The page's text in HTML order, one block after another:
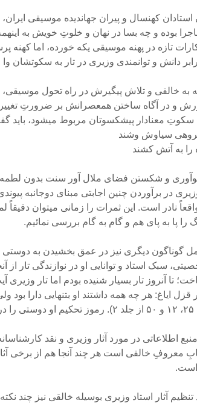
استادان کهنسال و پیران جهاندیده موسیقی
بوده و چه بسا در نهان و خلوتِ خویش به
تازه در پهنه موسیقی یکه خورده، اما کهنه
دانش و توانمندی وزیری در تار به سکوتشان
که به خالقی و تلاش پیگیرش در راه تحول موسیقی،
و در آگاه ساختن همعصرانش بر ضرورتِ
سکوتِ معنادار پیشکسوتان مربوط میشود، باید
سیاوش وشند
را به آتش کشند
نوآوری و شکستن فضای ملال آور سنت بدون
در برآوردن چنین اجابتی مبنای دوجانبه
نادر است. این ثمرات را زمانی میتوان دقیقاً
را پا به پای هم و گام به گام بررسی نمائیم.
گوناگون دیگری نیز در عمق بخشیدن به
سبک استاد و توانایی او در نوازندگی تار از
تا آنروز تار بسیار شنیده بودم اما تار وزیری
قزل ایاغ: هر چه همه داشتند او بتنهایی دارا بود
اطلاعاتی در مورد آثار وزیری و نقد
معروفِ خالقی است هر چند آنجا هم از برخی
است.
تنظیم آثار استاد وزیری بوسیله خالقی نیز چند